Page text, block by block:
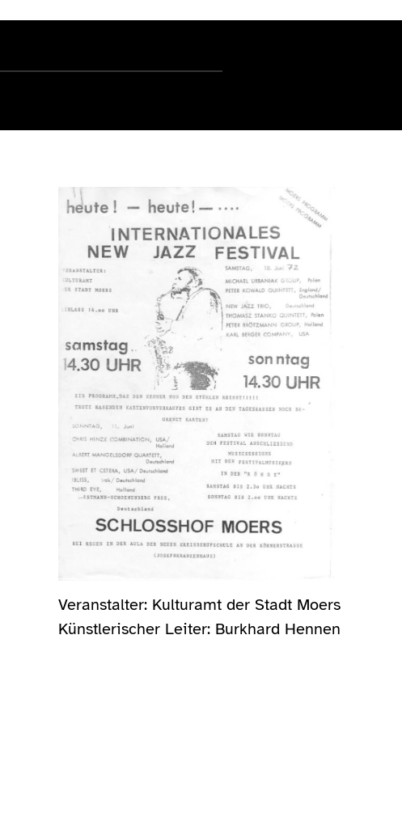
Veranstalter: Kulturamt der Stadt Moers
Künstlerischer Leiter: Burkhard Hennen